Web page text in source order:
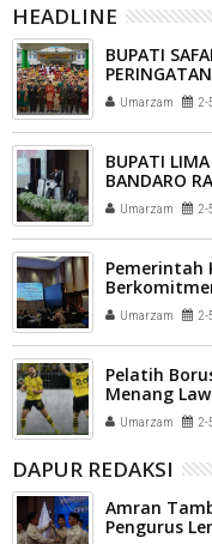
HEADLINE
BUPATI
Umarzam 2-
BUPATI
BANDARO
NAHLUmarzam 2-
Pemerintah
Umarzam 2-
Pelatih
Menang
Umarzam 2-
DAPUR REDAKSI
Amran
Pengurus